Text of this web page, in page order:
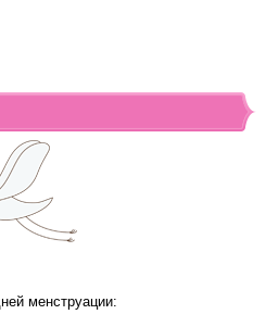
менструации: